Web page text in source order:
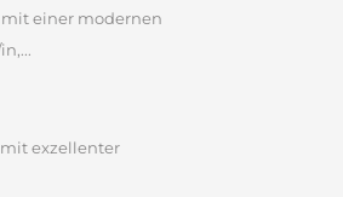
einer modernen
exzellenter